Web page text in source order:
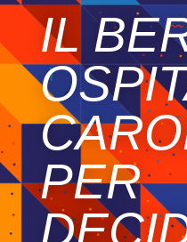
IL
PER